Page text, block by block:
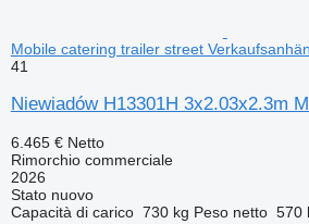
Mobile catering trailer street
41
Niewiadów H13301H 3x2.03x2.3m
6.465 € Netto
Rimorchio commerciale
2026
Statonuovo
Capacità di carico 730 kg Peso netto 570